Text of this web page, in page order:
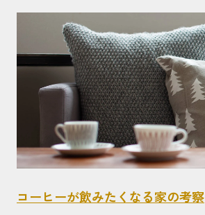
コーヒーが飲みたくなる家の考察